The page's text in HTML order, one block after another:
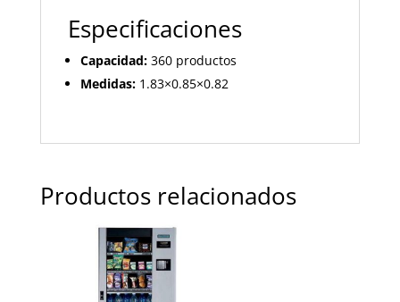
Especificaciones
Capacidad: 360 productos
Medidas:1.83×0.85×0.82
Productos relacionados